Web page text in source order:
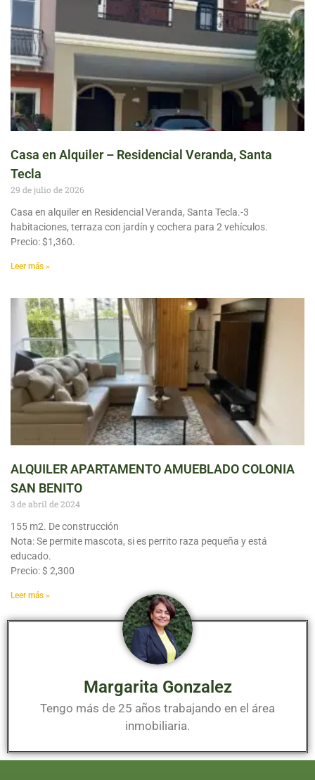
Casa en Alquiler – Residencial Veranda, Santa
Tecla
29 de julio de 2026
Casa en alquiler en Residencial Veranda, Santa Tecla.-3
habitaciones, terraza con jardín y cochera para 2 vehículos.
Precio: $1,360.
Leer más »
ALQUILER APARTAMENTO AMUEBLADO COLONIA
SAN BENITO
3 de abril de 2024
155 m2. De construcción
Nota: Se permite mascota, si es perrito raza pequeña y está
educado.
Precio: $ 2,300
Leer más »
Margarita Gonzalez
Tengo más de 25 años trabajando en el área
inmobiliaria.